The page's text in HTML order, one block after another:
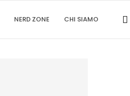
NERD ZONE CHI SIAMO